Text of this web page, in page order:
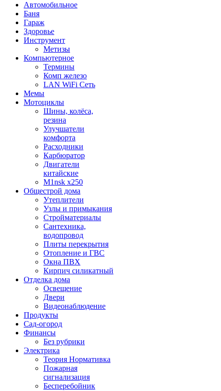
Автомобильное
Баня
Гараж
Здоровье
Инструмент
Метизы
Компьютерное
Термины
Комп железо
LAN WiFi Сеть
Мемы
Мотоциклы
Шины, колёса,
резина
Улучшатели
комфорта
Расходники
Карбюратор
Двигатели
китайские
M1nsk x250
Общестрой дома
Утеплители
Узлы и примыкания
Стройматериалы
Сантехника,
водопровод
Плиты перекрытия
Отопление и ГВС
Окна ПВХ
Кирпич силикатный
Отделка дома
Освещение
Двери
Видеонаблюдение
Продукты
Сад-огород
Финансы
Без рубрики
Электрика
Теория Нормативка
Пожарная
сигнализация
Бесперебойник